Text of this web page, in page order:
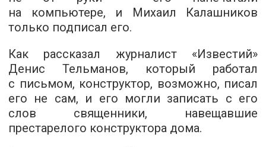
на компьютере, и Михаил Калашников
только подписал его.
Как рассказал журналист «Известий»
Денис Тельманов, который работал
с письмом, конструктор, возможно, писал
его не сам, и его могли записать с его
слов священники, навещавшие
престарелого конструктора дома.